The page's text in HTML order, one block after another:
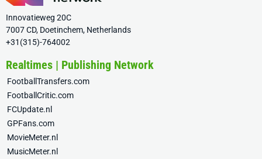
Innovatieweg 20C
7007 CD, Doetinchem, Netherlands
+31(315)-764002
Realtimes | Publishing Network
FootballTransfers.com
FootballCritic.com
FCUpdate.nl
GPFans.com
MovieMeter.nl
MusicMeter.nl